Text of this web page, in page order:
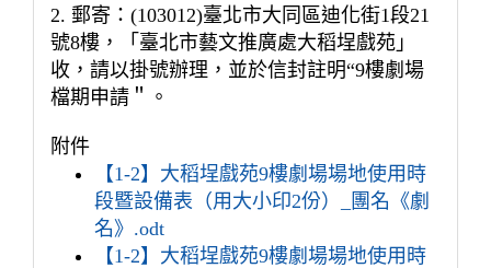
2. 郵寄：(103012)臺北市大同區迪化街1段21
號8樓，「臺北市藝文推廣處大稻埕戲苑」
收，請以掛號辦理，並於信封註明“9樓劇場
檔期申請＂。
附件
【1-2】大稻埕戲苑9樓劇場場地使用時
段暨設備表（用大小印2份）_團名《劇
名》.odt
【1-2】大稻埕戲苑9樓劇場場地使用時